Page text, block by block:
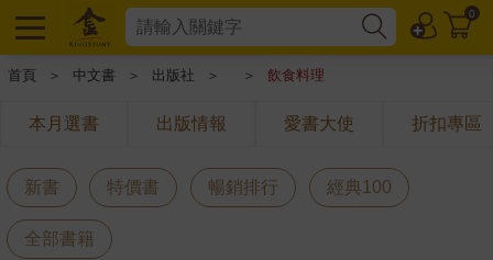
0
首頁 ＞ 中文書 ＞ 出版社 ＞ ＞ 飲食料理
本月選書 出版情報 愛書大使 折扣專區
新書 特價書 暢銷排行 經典100
全部書籍